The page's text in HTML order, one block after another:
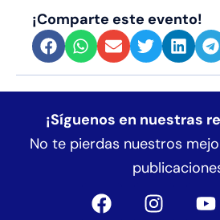
¡Comparte este evento!
¡Síguenos en nuestras
No te pierdas nuestros